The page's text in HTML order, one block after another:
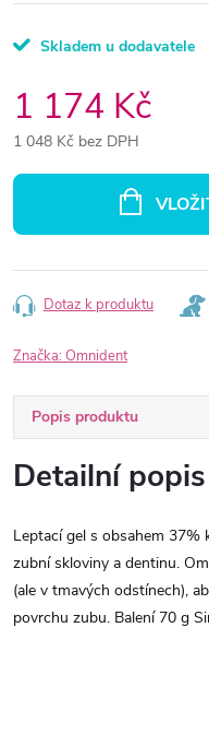
Skladem u dodavatele
1 174 Kč
1 048 Kč bez DPH
Dotaz k produktu
Značka: Omnident
Popis produktu
Detailní
Leptací gel s obsahem
zubní skloviny a dentinu.
(ale v tmavých odstínech),
povrchu zubu. Balení 70 g